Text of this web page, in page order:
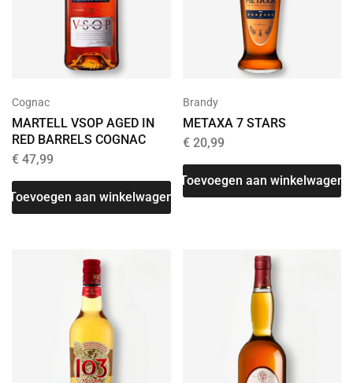
Cognac
MARTELL VSOP AGED IN
RED BARRELS COGNAC
€ 47,99
Toevoegen aan winkelwagen
Brandy
METAXA 7 STARS
€20,99
Toevoegen aan winkelwagen